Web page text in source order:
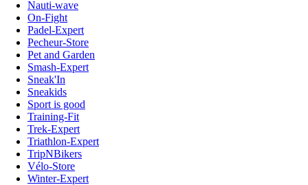
Nauti-wave
On-Fight
Padel-Expert
Pecheur-Store
Pet and Garden
Smash-Expert
Sneak'In
Sneakids
Sport is good
Training-Fit
Trek-Expert
Triathlon-Expert
TripNBikers
Vélo-Store
Winter-Expert